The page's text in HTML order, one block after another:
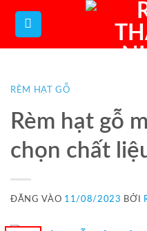
Bỏ
qua
dung
RÈM HẠT GỖ
Rèm hạt gỗ
chọn chất
ĐĂNG VÀO 11/08/2023 BỞI